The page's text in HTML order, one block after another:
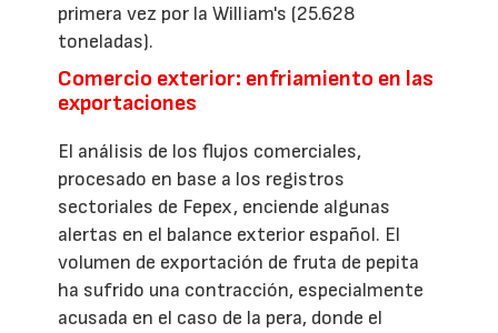
primera vez por la William's (25.628
toneladas).
Comercio exterior: enfriamiento en las
exportaciones
El análisis de los flujos comerciales,
procesado en base a los registros
sectoriales de Fepex, enciende algunas
alertas en el balance exterior español. El
volumen de exportación de fruta de pepita
ha sufrido una contracción, especialmente
acusada en el caso de la pera, donde el